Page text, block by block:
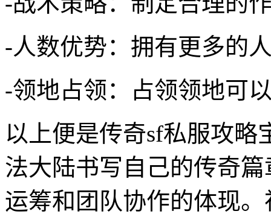
-人数优势：拥有更多的
-领地占领：占领领地可
以上便是传奇sf私服攻
法大陆书写自己的传奇
运筹和团队协作的体现